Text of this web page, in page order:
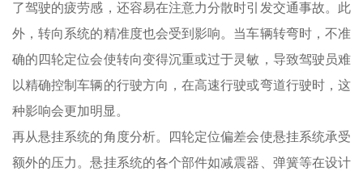
了驾驶的疲劳感，还容易在注意力分散时引发交通事故。此
外，转向系统的精准度也会受到影响。当车辆转弯时，不准
确的四轮定位会使转向变得沉重或过于灵敏，导致驾驶员难
以精确控制车辆的行驶方向，在高速行驶或弯道行驶时，这
种影响会更加明显。
再从悬挂系统的角度分析。四轮定位偏差会使悬挂系统承受
额外的压力。悬挂系统的各个部件如减震器、弹簧等在设计